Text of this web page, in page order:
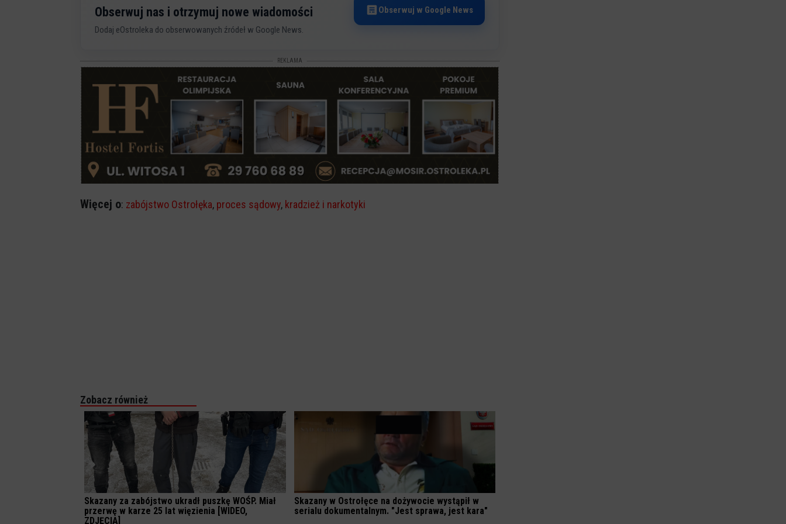
Obserwuj nas i otrzymuj nowe wiadomości
Dodaj eOstroleka do obserwowanych źródeł w Google News.
Obserwuj w Google News
REKLAMA
Więcej o: zabójstwo Ostrołęka, proces sądowy, kradzież i narkotyki
Zobacz również
Skazany za zabójstwo ukradł puszkę WOŚP. Miał
przerwę w karze 25 lat więzienia [WIDEO,
ZDJĘCIA]
Skazany w Ostrołęce na dożywocie wystąpił w
serialu dokumentalnym. "Jest sprawa, jest kara"